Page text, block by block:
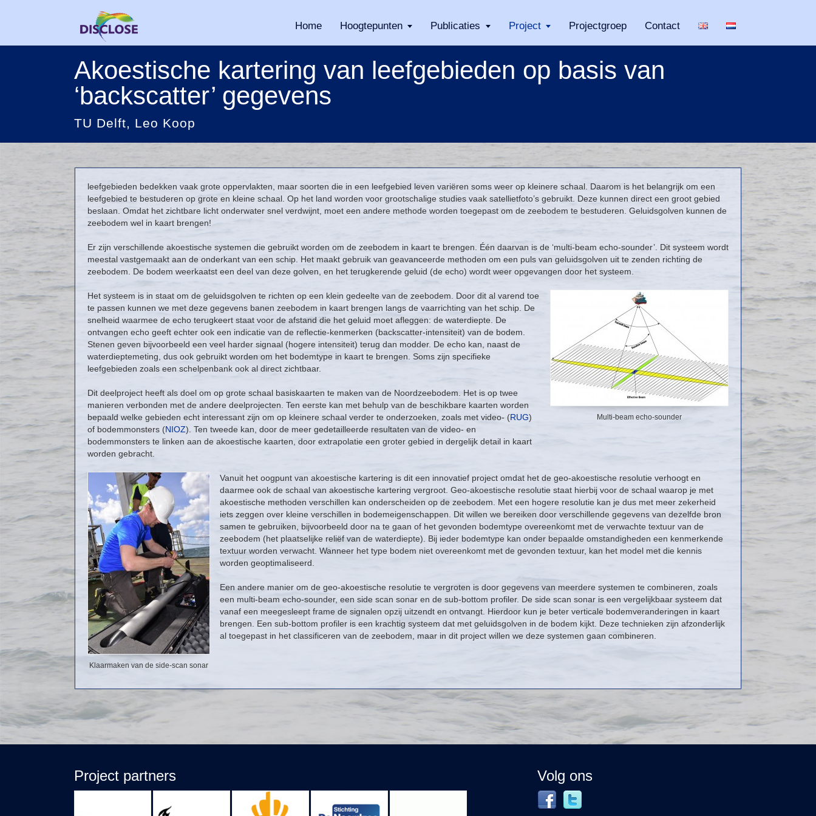
Home Hoogtepunten Publicaties Project Projectgroep Contact
Akoestische kartering van leefgebieden op basis van
‘backscatter’ gegevens
TU Delft, Leo Koop
leefgebieden bedekken vaak grote oppervlakten, maar soorten die in een leefgebied leven variëren soms weer op kleinere schaal. Daarom is het belangrijk om een
leefgebied te bestuderen op grote en kleine schaal. Op het land worden voor grootschalige studies vaak satellietfoto’s gebruikt. Deze kunnen direct een groot gebied
beslaan. Omdat het zichtbare licht onderwater snel verdwijnt, moet een andere methode worden toegepast om de zeebodem te bestuderen. Geluidsgolven kunnen de
zeebodem wel in kaart brengen!
Er zijn verschillende akoestische systemen die gebruikt worden om de zeebodem in kaart te brengen. Één daarvan is de ‘multi-beam echo-sounder’. Dit systeem wordt
meestal vastgemaakt aan de onderkant van een schip. Het maakt gebruik van geavanceerde methoden om een puls van geluidsgolven uit te zenden richting de
zeebodem. De bodem weerkaatst een deel van deze golven, en het terugkerende geluid (de echo) wordt weer opgevangen door het systeem.
Multi-beam echo-sounder
Het systeem is in staat om de geluidsgolven te richten op een klein gedeelte van de zeebodem. Door dit al varend toe
te passen kunnen we met deze gegevens banen zeebodem in kaart brengen langs de vaarrichting van het schip. De
snelheid waarmee de echo terugkeert staat voor de afstand die het geluid moet afleggen: de waterdiepte. De
ontvangen echo geeft echter ook een indicatie van de reflectie-kenmerken (backscatter-intensiteit) van de bodem.
Stenen geven bijvoorbeeld een veel harder signaal (hogere intensiteit) terug dan modder. De echo kan, naast de
waterdieptemeting, dus ook gebruikt worden om het bodemtype in kaart te brengen. Soms zijn specifieke
leefgebieden zoals een schelpenbank ook al direct zichtbaar.
Dit deelproject heeft als doel om op grote schaal basiskaarten te maken van de Noordzeebodem. Het is op twee
manieren verbonden met de andere deelprojecten. Ten eerste kan met behulp van de beschikbare kaarten worden
bepaald welke gebieden echt interessant zijn om op kleinere schaal verder te onderzoeken, zoals met video- (RUG)
of bodemmonsters (NIOZ). Ten tweede kan, door de meer gedetailleerde resultaten van de video- en
bodemmonsters te linken aan de akoestische kaarten, door extrapolatie een groter gebied in dergelijk detail in kaart
worden gebracht.
Klaarmaken van de side-scan sonar
Vanuit het oogpunt van akoestische kartering is dit een innovatief project omdat het de geo-akoestische resolutie verhoogt en
daarmee ook de schaal van akoestische kartering vergroot. Geo-akoestische resolutie staat hierbij voor de schaal waarop je met
akoestische methoden verschillen kan onderscheiden op de zeebodem. Met een hogere resolutie kan je dus met meer zekerheid
iets zeggen over kleine verschillen in bodemeigenschappen. Dit willen we bereiken door verschillende gegevens van dezelfde bron
samen te gebruiken, bijvoorbeeld door na te gaan of het gevonden bodemtype overeenkomt met de verwachte textuur van de
zeebodem (het plaatselijke reliëf van de waterdiepte). Bij ieder bodemtype kan onder bepaalde omstandigheden een kenmerkende
textuur worden verwacht. Wanneer het type bodem niet overeenkomt met de gevonden textuur, kan het model met die kennis
worden geoptimaliseerd.
Een andere manier om de geo-akoestische resolutie te vergroten is door gegevens van meerdere systemen te combineren, zoals
een multi-beam echo-sounder, een side scan sonar en de sub-bottom profiler. De side scan sonar is een vergelijkbaar systeem dat
vanaf een meegesleept frame de signalen opzij uitzendt en ontvangt. Hierdoor kun je beter verticale bodemveranderingen in kaart
brengen. Een sub-bottom profiler is een krachtig systeem dat met geluidsgolven in de bodem kijkt. Deze technieken zijn afzonderlijk
al toegepast in het classificeren van de zeebodem, maar in dit project willen we deze systemen gaan combineren.
Project partners Volg ons